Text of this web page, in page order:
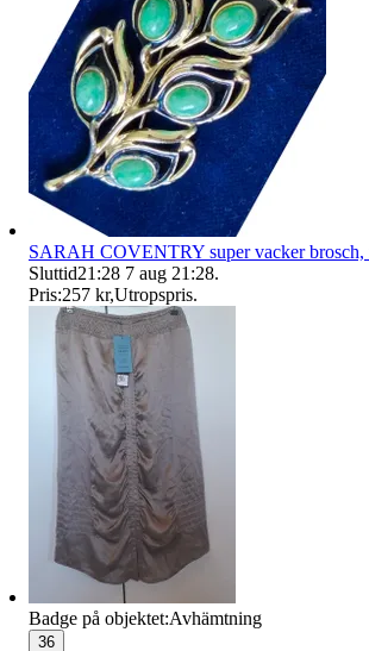
SARAH COVENTRY super vacker brosch,
Sluttid21:28 7 aug 21:28.
Pris:257 kr,Utropspris.
Badge på objektet:Avhämtning
36